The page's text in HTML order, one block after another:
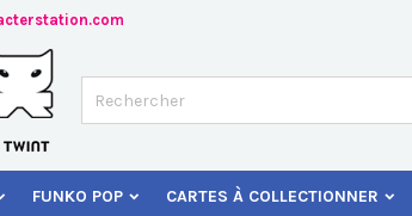
FUNKO POP CARTES À COLLECTIONNER
Ajouter à ma liste d'envies
Créer une nouvelle liste
Créer une liste d'envies
Nom de la liste d'envies
Connexion
Vous devez être connecté pour ajouter des